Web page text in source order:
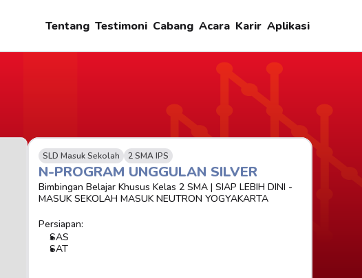
Tentang Testimoni Cabang Acara Karir Aplikasi
SLD Masuk Sekolah 2 SMA IPS
N-PROGRAM UNGGULAN SILVER
Bimbingan Belajar Khusus Kelas 2 SMA | SIAP LEBIH DINI -
MASUK SEKOLAH MASUK NEUTRON YOGYAKARTA
Persiapan:
SAS
SAT